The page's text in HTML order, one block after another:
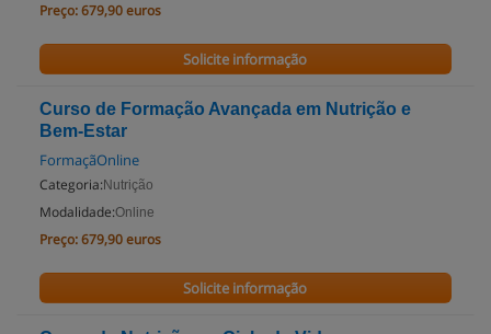
Preço:679,90 euros
Solicite informação
Curso de Formação Avançada em Nutrição e
Bem-Estar
FormaçãOnline
Categoria: Nutrição
Modalidade:Online
Preço:679,90 euros
Solicite informação